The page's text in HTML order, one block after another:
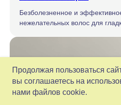
Безболезненное и
нежелательных волос для
Продолжая пользоваться
вы соглашаетесь на
нами файлов cookie.